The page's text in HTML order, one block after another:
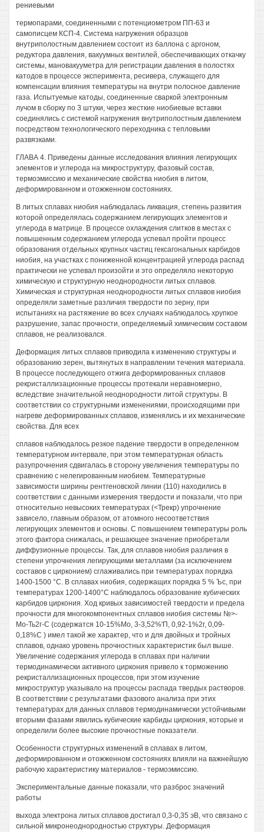
рениевыми
термопарами, соединенными с потенциометром ПП-63 и
самописцем КСП-4. Система нагружения образцов
внутриполостным давлением состоит из баллона с аргоном,
редуктора давления, вакуумных вентилей, обеспечивающих откачку
системы, мановакууметра для регистрации давления в полостях
катодов в процессе эксперимента, ресивера, служащего для
компенсации влияния температуры на внутри полосное давление
газа. Испытуемые катоды, соединенные сваркой электронным
лучом в сборку по 3 штуки, через жесткие ниобиевые вставки
соединялись с системой нагружения внутриполостным давлением
посредством технологического переходника с тепловыми
развязками.
ГЛАВА 4. Приведены данные исследования влияния легирующих
элементов и углерода на микроструктуру, фазовый состав,
термоэмиссию и механические свойства ниобия в литом,
деформированном и отожженном состояниях.
В литых сплавах ниобия наблюдалась ликвация, степень развития
которой определялась содержанием легирующих элементов и
углерода в матрице. В процессе охлаждения слитков в местах с
повышенным содержанием углерода успевал пройти процесс
образования отдельных крупных частиц гексагональных карбидов
ниобия, на участках с пониженной концентрацией углерода распад
практически не успевал произойти и это определяло некоторую
химическую и структурную неоднородности литых сплавов.
Химическая и структурная неоднородности литых сплавов ниобия
определяли заметные различия твердости по зерну, при
испытаниях на растяжение во всех случаях наблюдалось хрупкое
разрушение, запас прочности, определяемый химическим составом
сплавов, не реализовался.
Деформация литых сплавов приводила к изменению структуры и
образованию зерен, вытянутых в направлении течения материала.
В процессе последующего отжига деформированных сплавов
рекристаллизационные процессы протекали неравномерно,
вследствие значительной неоднородности литой структуры. В
соответствии со структурными изменениями, происходящими при
нагреве деформированных сплавов, изменялись и их механические
свойства. Для всех
сплавов наблюдалось резкое падение твердости в определенном
температурном интервале, при этом температурная область
разупрочнения сдвигалась в сторону увеличения температуры по
сравнению с нелегированным ниобием. Температурные
зависимости ширины рентгеновской линии (110) находились в
соответствии с данными измерения твердости и показали, что при
относительно невысоких температурах (<Трекр) упрочнение
зависело, главным образом, от атомного несоответствия
легирующих элементов и основы. С повышением температуры роль
этого фактора снижалась, и решающее значение приобретали
диффузионные процессы. Так, для сплавов ниобия различия в
степени упрочнения легирующими металлами (за исключением
составов с цирконием) сглаживались при температурах порядка
1400-1500 °С. В сплавах ниобия, содержащих порядка 5 % Ъс, при
температурах 1200-1400°С наблюдалось образование кубических
карбидов циркония. Ход кривых зависимостей твердости и предела
прочности для многокомпонентных сплавов ниобия системы №>-
Мо-Ть2г-С (содержатся 10-15%Мо, 3-3,52%'П, 0,92-1%2г, 0,09-
0,18%С ) имел такой же характер, что и для двойных и тройных
сплавов, однако уровень прочностных характеристик был выше.
Увеличение содержания углерода в сплавах при наличии
термодинамически активного циркония привело к торможению
рекристаллизационных процессов, при этом изучение
микроструктур указывало на процессы распада твердых растворов.
В соответствии с результатами фазового анализа при этих
температурах для данных сплавов термодинамически устойчивыми
вторыми фазами явились кубические карбиды циркония, которые и
определили более высокие прочностные показатели.
Особенности структурных изменений в сплавах в литом,
деформированном и отожженном состояниях влияли на важнейшую
рабочую характеристику материалов - термоэмиссию.
Экспериментальные данные показали, что разброс значений
работы
выхода электрона литых сплавов достигал 0,3-0,35 эВ, что связано с
сильной микронеоднородностью структуры. Деформация